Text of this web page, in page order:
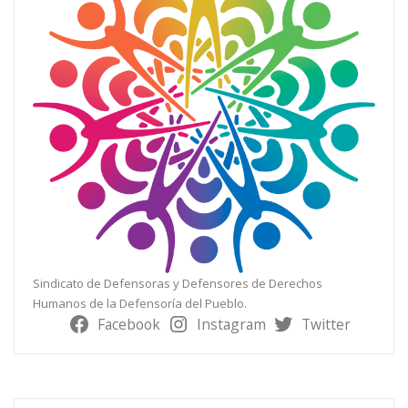
Sindicato de Defensoras y Defensores de Derechos
Humanos de la Defensoría del Pueblo.
Facebook Instagram Twitter